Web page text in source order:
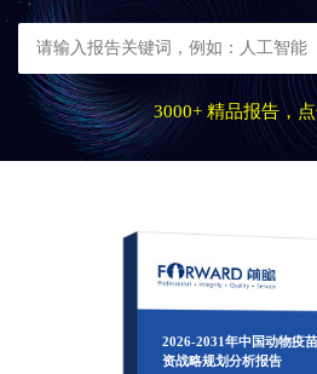
3000+ 精品报告，
2026-2031年中国动物疫
资战略规划分析报告